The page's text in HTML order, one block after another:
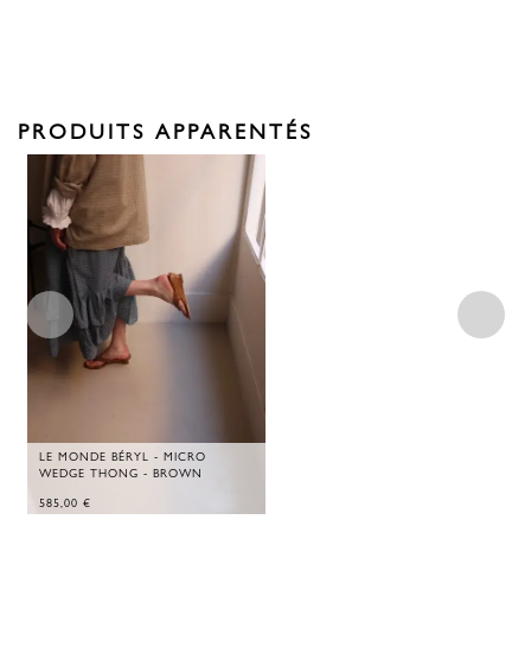
PRODUITS APPARENTÉS
LE MONDE BÉRYL - MICRO
WEDGE THONG - BROWN
585,00 €